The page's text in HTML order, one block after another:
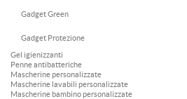
Gadget Green
Gadget Protezione
Gel igienizzanti
Penne antibatteriche
Mascherine personalizzate
Mascherine lavabili personalizzate
Mascherine bambino personalizzate